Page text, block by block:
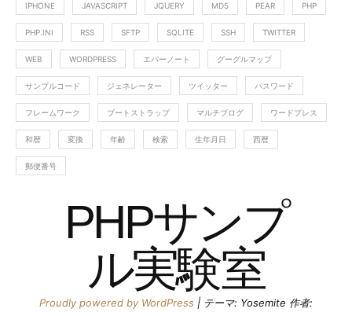
IPHONE JAVASCRIPT JQUERY MD5 PEAR PHP
PHP.INI RSS SFTP SQLITE SSH TWITTER
WEB WORDPRESS エバーノート グーグルマップ
サンプルコード ジェネレーター ツイッター パスワード
フレームワーク ブートストラップ マルチブログ ワードプレス
和暦 変換 年齢 検索 生年月日 西暦
郵便番号
PHPサンプ
ル実験室
Proudly powered by WordPress | テーマ: Yosemite 作者: